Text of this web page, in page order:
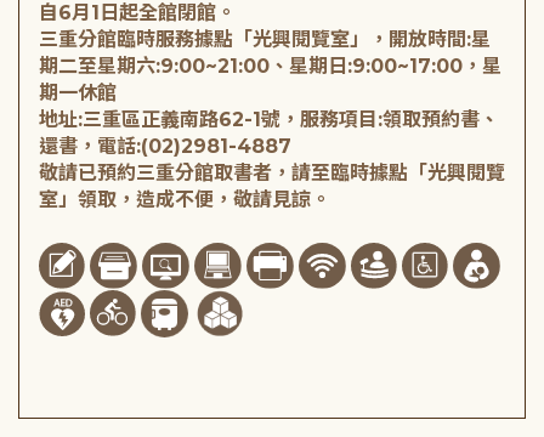
自6月1日起全館閉館。
三重分館臨時服務據點「光興閱覽室」，開放時間:星
期二至星期六:9:00~21:00、星期日:9:00~17:00，星
期一休館
地址:三重區正義南路62-1號，服務項目:領取預約書、
還書，電話:(02)2981-4887
敬請已預約三重分館取書者，請至臨時據點「光興閱覽
室」領取，造成不便，敬請見諒。